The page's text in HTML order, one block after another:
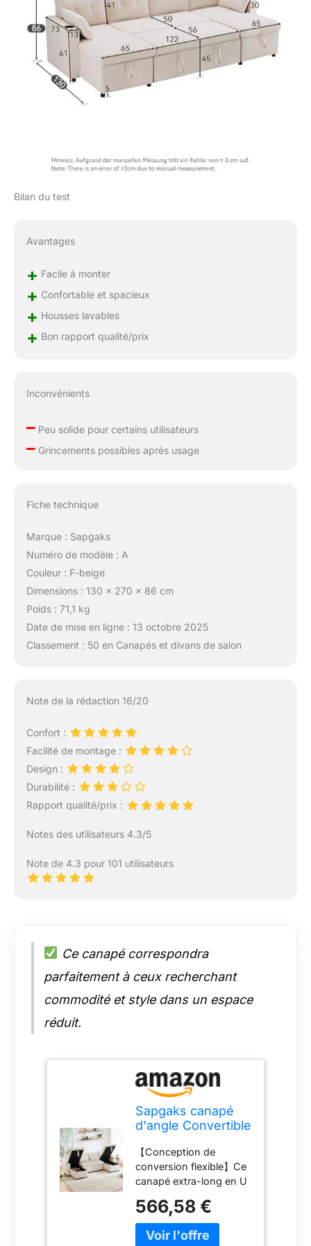
l'espace s'agrandit
instantanément,
rendant votre pièce plus
organisée et plus belle.
【Un coup de cœur
pour les amateurs de
donc pas à craindre de
etc., vous évitant ainsi
Bilan du test
Avantages
+ Facile à monter
+ Confortable et spacieux
+ Housses lavables
+ Bon rapport qualité/prix
Inconvénients
–Peu solide pour certains utilisateurs
–Grincements possibles après usage
Fiche technique
Marque : Sapgaks
Numéro de modèle : A
Couleur : F-beige
Dimensions : 130 x 270 x 86 cm
Poids : 71,1 kg
Date de mise en ligne : 13 octobre 2025
Classement : 50 en Canapés et divans de salon
Note de la rédaction 16/20
Confort :
Facilité de montage :
Design :
Durabilité :
Rapport qualité/prix :
Notes des utilisateurs 4.3/5
Note de 4.3 pour 101 utilisateurs
Ce canapé correspondra
parfaitement à ceux recherchant
commodité et style dans un espace
réduit.
Sapgaks canapé
d'angle Convertible
gobelet, Espace de
Rangement,canapé
4 Places en
U,canapé lit avec
Fonction
Couchage,Tissus
en Coton et Lin (F-
【Conception de
conversion flexible】Ce
canapé extra-long en U
canapé-lit, et la
transformation
s'effectue d'un simple
566,58 €